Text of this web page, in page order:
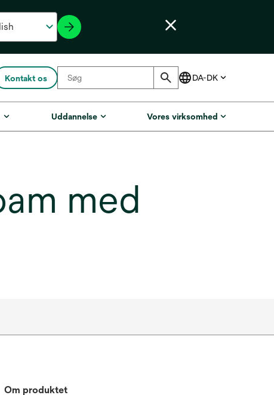
Kontakt os
Uddannelse Vores virksomhed
med
Om produktet